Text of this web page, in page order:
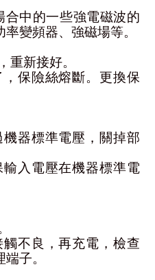
合中的一些強電磁波的
變頻器、強磁場等。
重新接好。
，保險絲熔斷。更換保
機器標準電壓，關掉部
輸入電壓在機器標準電
觸不良，再充電，檢查
子。